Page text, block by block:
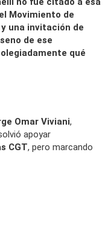
Movimiento de
una invitación de
de ese
qué
Omar Viviani,
apoyar
CGT, pero marcando